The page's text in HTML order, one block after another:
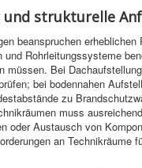
und strukturelle
beanspruchen
und Rohrleitungssysteme
müssen. Bei
bei bodennahen
zu
muss
oder Austausch von
an Technikräume